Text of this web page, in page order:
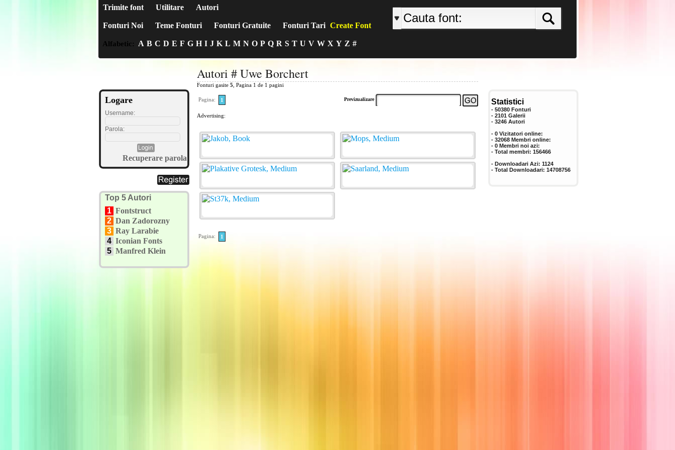
Trimite font Utilitare Autori
Fonturi Noi Teme Fonturi Fonturi Gratuite Fonturi Tari Create Font
Alfabetic: A B C D E F G H I J K L M N O P Q R S T U V W X Y Z #
Logare
Username:
Parola:
Recuperare parola
Top 5 Autori
1 Fontstruct
2 Dan Zadorozny
3 Ray Larabie
4 Iconian Fonts
5 Manfred Klein
Autori # Uwe Borchert
Fonturi gasite 5 , Pagina 1 de 1 pagini
Pagina: 1 Previzualizare
Advertising:
Pagina: 1
Statistici
- 50380 Fonturi
- 2101 Galerii
- 3246 Autori
- 0 Vizitatori online:
- 32068 Membri online:
- 0 Membri noi azi:
- Total membri: 156466
- Downloadari Azi: 1124
- Total Downloadari: 14708756